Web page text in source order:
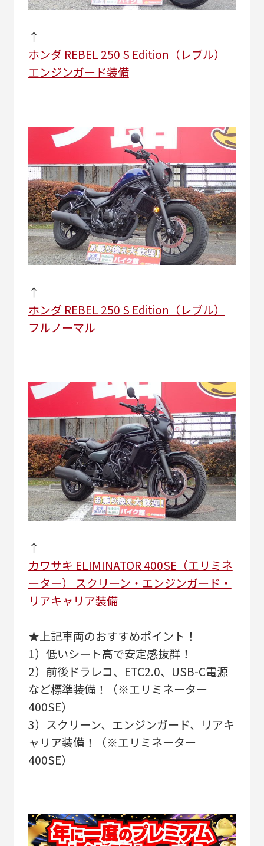
↑
ホンダ REBEL 250 S Edition（レブル）
エンジンガード装備
↑
ホンダ REBEL 250 S Edition（レブル）
フルノーマル
↑
カワサキ ELIMINATOR 400SE（エリミネ
ーター） スクリーン・エンジンガード・
リアキャリア装備
★上記車両のおすすめポイント！
1）低いシート高で安定感抜群！
2）前後ドラレコ、ETC2.0、USB-C電源
など標準装備！（※エリミネーター
400SE）
3）スクリーン、エンジンガード、リアキ
ャリア装備！（※エリミネーター
400SE）